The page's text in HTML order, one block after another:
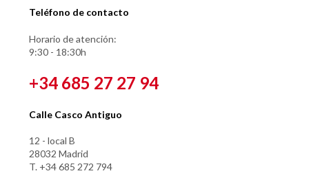
Teléfono de contacto
Horario de atención:
9:30 - 18:30h
+34 685 27 27 94
Calle Casco Antiguo
12 - local B
28032 Madrid
T. +34 685 272 794